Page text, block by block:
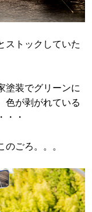
ストックしていた
塗装でグリーンに
色が剥がれている
・・
のごろ。。。